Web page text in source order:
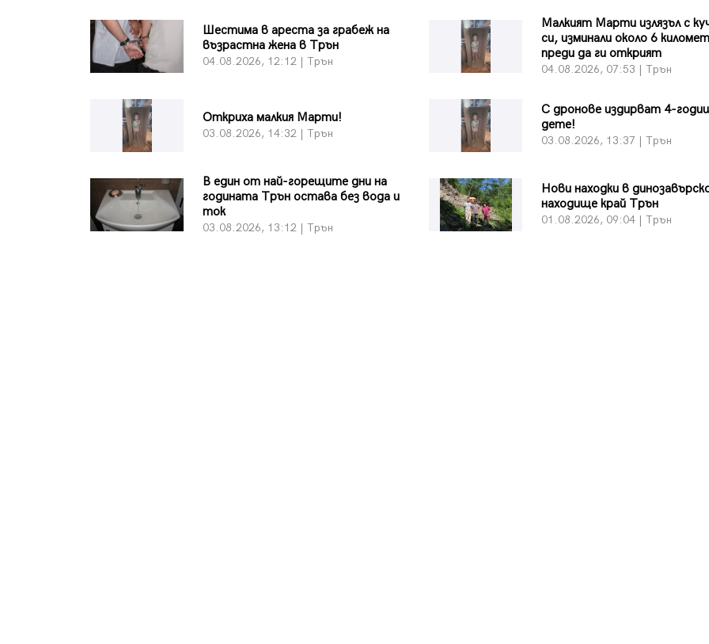
Шестима в ареста за грабеж на
възрастна жена в Трън
04.08.2026, 12:12 | Трън
Малкият Марти излязъл с
си, изминали около 6
преди да ги открият
04.08.2026, 07:53 | Трън
Откриха малкия Марти!
03.08.2026, 14:32 | Трън
С дронове издирват 4-
дете!
03.08.2026, 13:37 | Трън
В един от най-горещите дни на
годината Трън остава без вода и
ток
03.08.2026, 13:12 | Трън
Нови находки в
находище край Трън
01.08.2026, 09:04 | Трън